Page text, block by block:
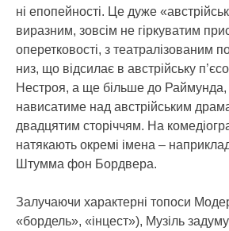
ні епопейності. Це дуже
виразним, зовсім не гіркуватим
оперетковості, з театралізованим
низ, що відсилає в австрійську
Нестроя, а ще більше до Раймунда,
нависатиме над австрійським
двадцятим сторіччям. На
натякають окремі імена –
Штумма фон Бордвера.
Залучаючи характерні топоси
«бордель», «інцест»), Музіль